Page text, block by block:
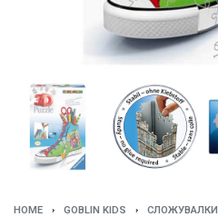
HOME › GOBLIN KIDS › СЛОЖУВАЛКИ